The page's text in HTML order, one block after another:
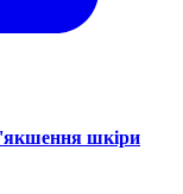
шкіри